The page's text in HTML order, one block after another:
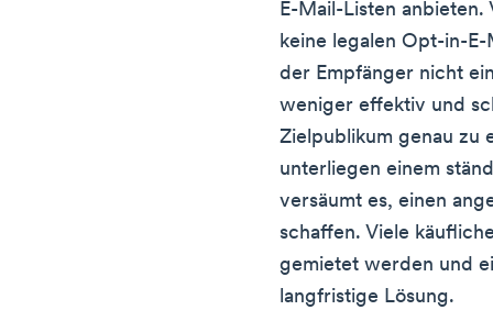
E-Mail-Listen anbieten.
keine legalen Opt-in-
der Empfänger nicht
weniger effektiv und
Zielpublikum genau zu
unterliegen einem
versäumt es, einen
schaffen. Viele
gemietet werden und
langfristige Lösung.